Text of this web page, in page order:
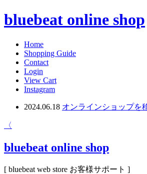
bluebeat online shop
Home
Shopping Guide
Contact
Login
View Cart
Instagram
2024.06.18 オンラインショップを
〈
bluebeat online shop
[ bluebeat web store お客様サポート ]